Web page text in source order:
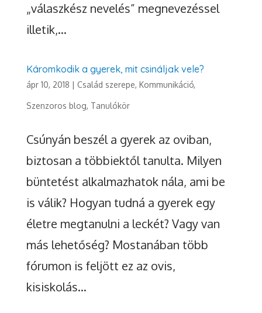
„válaszkész nevelés” megnevezéssel
illetik,...
Káromkodik a gyerek, mit csináljak vele?
ápr 10, 2018 | Család szerepe, Kommunikáció,
Szenzoros blog, Tanulókör
Csúnyán beszél a gyerek az oviban,
biztosan a többiektől tanulta. Milyen
büntetést alkalmazhatok nála, ami be
is válik? Hogyan tudná a gyerek egy
életre megtanulni a leckét? Vagy van
más lehetőség? Mostanában több
fórumon is feljött ez az ovis,
kisiskolás...